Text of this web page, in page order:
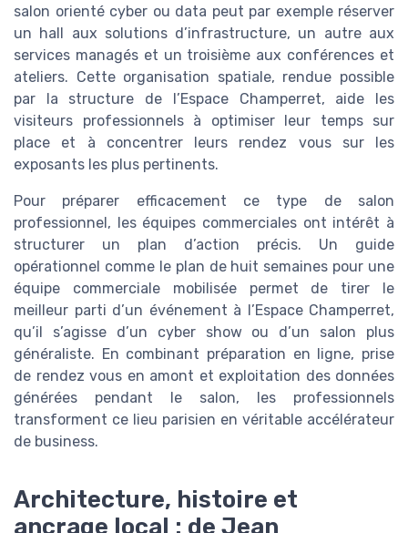
salon orienté cyber ou data peut par exemple réserver
un hall aux solutions d’infrastructure, un autre aux
services managés et un troisième aux conférences et
ateliers. Cette organisation spatiale, rendue possible
par la structure de l’Espace Champerret, aide les
visiteurs professionnels à optimiser leur temps sur
place et à concentrer leurs rendez vous sur les
exposants les plus pertinents.
Pour préparer efficacement ce type de salon
professionnel, les équipes commerciales ont intérêt à
structurer un plan d’action précis. Un guide
opérationnel comme le plan de huit semaines pour une
équipe commerciale mobilisée permet de tirer le
meilleur parti d’un événement à l’Espace Champerret,
qu’il s’agisse d’un cyber show ou d’un salon plus
généraliste. En combinant préparation en ligne, prise
de rendez vous en amont et exploitation des données
générées pendant le salon, les professionnels
transforment ce lieu parisien en véritable accélérateur
de business.
Architecture, histoire et
ancrage local : de Jean